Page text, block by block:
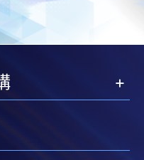
供在線服務的平台。雖然
，資訊可安全使用、資訊
電腦病毒等。